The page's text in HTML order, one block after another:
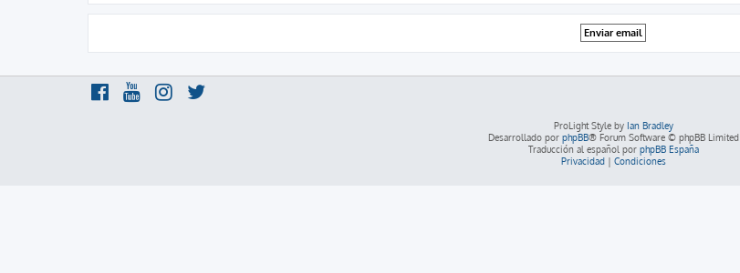
ProLight Style by Ian Bradley
Desarrollado por phpBB® Forum Software © phpBB Limited
Traducción al español por phpBB España
Privacidad| Condiciones